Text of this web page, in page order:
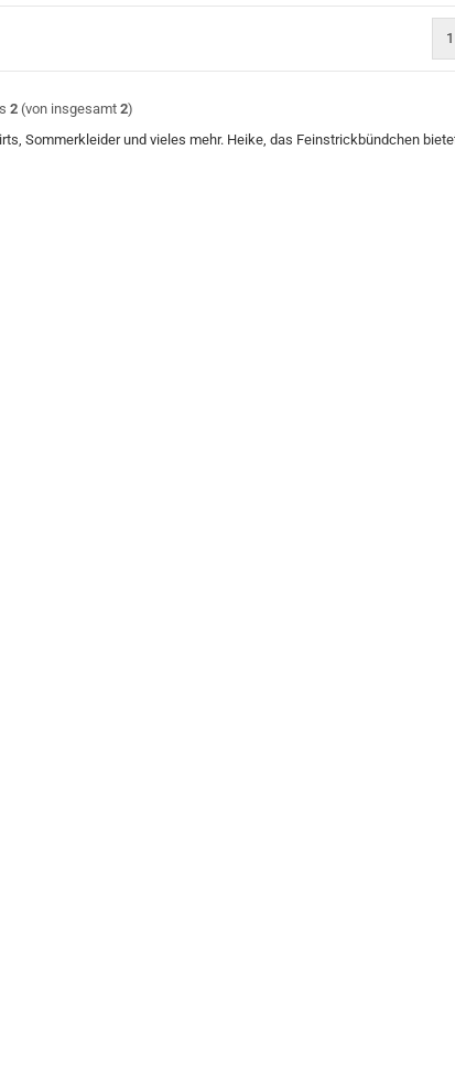
1
2 (von insgesamt 2)
Sommerkleider und vieles mehr. Heike, das Feinstrickbündchen